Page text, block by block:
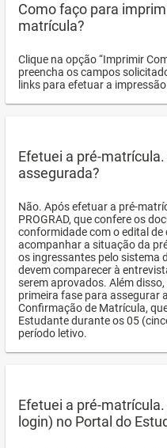
Como faço para
matrícula?
Clique na opção “Imprimir
preencha os campos
links para efetuar a
Efetuei a pré-
assegurada?
Não. Após efetuar a pré-
PROGRAD, que confere os
conformidade com o edital de
acompanhar a situação da
os ingressantes pelo sistema
devem comparecer à
serem aprovados. Além
primeira fase para assegurar
Confirmação de Matrícula,
Estudante durante os 05
período letivo.
Efetuei a pré-
login) no Portal do